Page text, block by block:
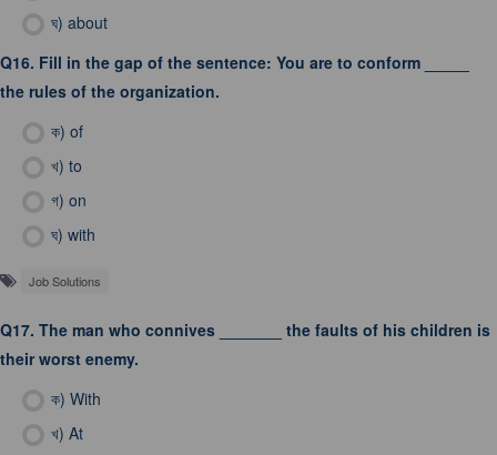
ঘ) about
Q16. Fill in the gap of the sentence: You are to conform _____
the rules of the organization.
ক) of
খ) to
গ) on
ঘ) with
Job Solutions
Q17. The man who connives _______ the faults of his children is
their worst enemy.
ক) With
খ) At